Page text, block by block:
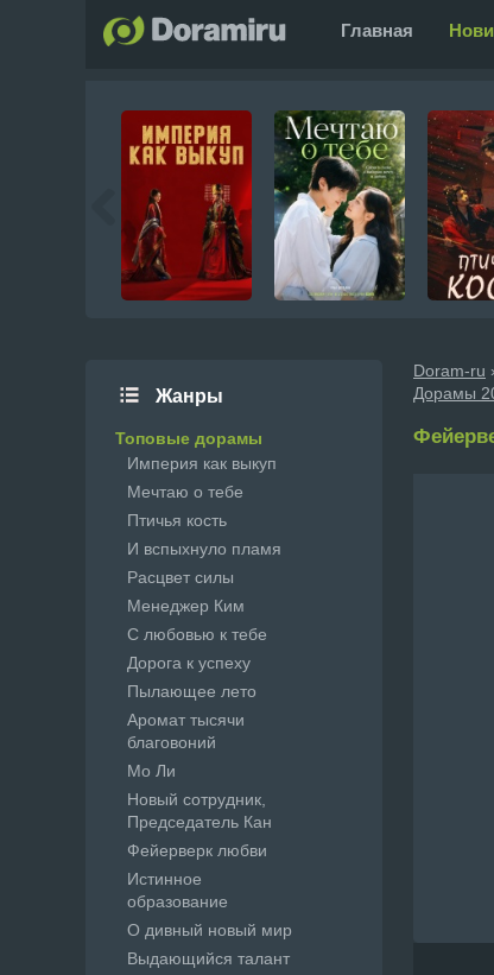
Главная
Doram-ru
Дорамы
Жанры
Топовые дорамы
Империя как выкуп
Мечтаю о тебе
Птичья кость
И вспыхнуло пламя
Расцвет силы
Менеджер Ким
С любовью к тебе
Дорога к успеху
Пылающее лето
Аромат тысячи
благовоний
Мо Ли
Новый сотрудник,
Председатель Кан
Фейерверк любви
Истинное
образование
О дивный новый мир
Выдающийся талант